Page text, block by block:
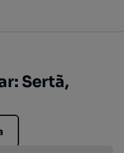
Sertã,